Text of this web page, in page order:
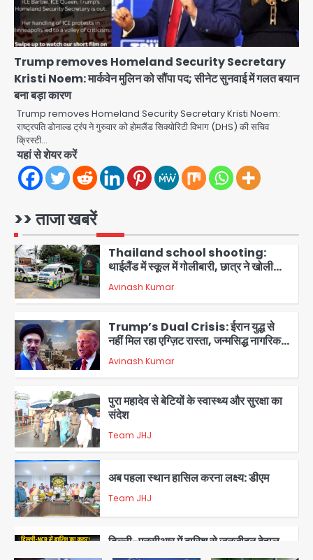
Trump removes Homeland Security Secretary
Kristi Noem: मार्कवेन मुलिन को सौंपा पद; सीनेट सुनवाई में गलत बयान
बना बड़ा कारण
Trump removes Homeland Security Secretary Kristi Noem:
राष्ट्रपति डोनाल्ड ट्रंप ने गुरुवार को होमलैंड सिक्योरिटी विभाग (DHS) की सचिव
क्रिस्टी…
यहां से शेयर करें
>> ताजा खबरें
4
पुरा महादेव से बेटियों के स्वास्थ्य और सुरक्षा का
संदेश
Team JHJ
5
अब पहला स्थान हासिल करना लक्ष्य: डीएम
Team JHJ
1
दिल्ली-एनसीआर में बारिश से जनजीवन बेहाल,
उत्तराखंड और यूपी में बाढ़ का कहर, गंगा समेत
2
Thailand school shooting:
थाईलैंड में स्कूल में गोलीबारी, छात्र ने खोली
फायर, दो की मौत, कई घायल
Avinash Kumar
3
Trump’s Dual Crisis: ईरान युद्ध से
नहीं मिल रहा एग्ज़िट रास्ता, जन्मसिद्ध नागरिकता
पर सुप्रीम कोर्ट को दी फिर चुनौती
Avinash Kumar
4
पुरा महादेव से बेटियों के स्वास्थ्य और सुरक्षा का
संदेश
Team JHJ
5
अब पहला स्थान हासिल करना लक्ष्य: डीएम
Team JHJ
दिल्ली-एनसीआर में बारिश से जनजीवन बेहाल,